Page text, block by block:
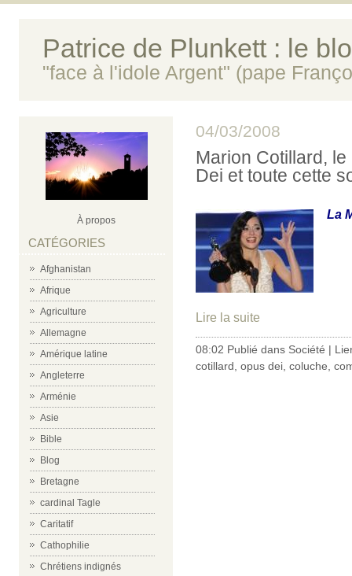
Patrice de Plunkett : le
"face à l'idole Argent" (pape
À propos
CATÉGORIES
Afghanistan
Afrique
Agriculture
Allemagne
Amérique latine
Angleterre
Arménie
Asie
Bible
Blog
Bretagne
cardinal Tagle
Caritatif
Cathophilie
Chrétiens indignés
04/03/2008
Marion Cotillard,
Dei et toute cette
La
Lire la suite
08:02 Publié dans Société |
cotillard opus dei coluche